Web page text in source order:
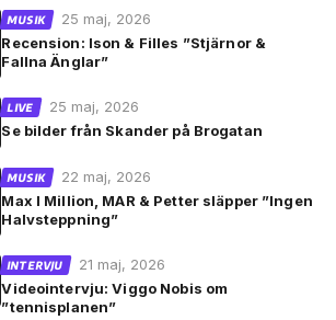
MUSIK
25 maj, 2026
Recension: Ison & Filles ”Stjärnor &
Fallna Änglar”
LIVE
25 maj, 2026
Se bilder från Skander på Brogatan
MUSIK
22 maj, 2026
Max I Million, MAR & Petter släpper ”Ingen
Halvsteppning”
INTERVJU
21 maj, 2026
Videointervju: Viggo Nobis om
”tennisplanen”